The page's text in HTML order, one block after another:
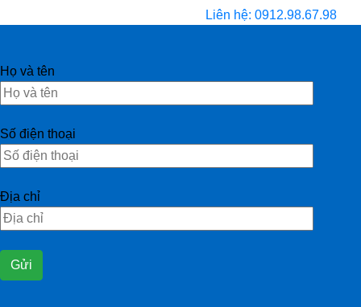
Liên hệ: 0912.98.67.98
Họ và tên
Số điện thoại
Địa chỉ